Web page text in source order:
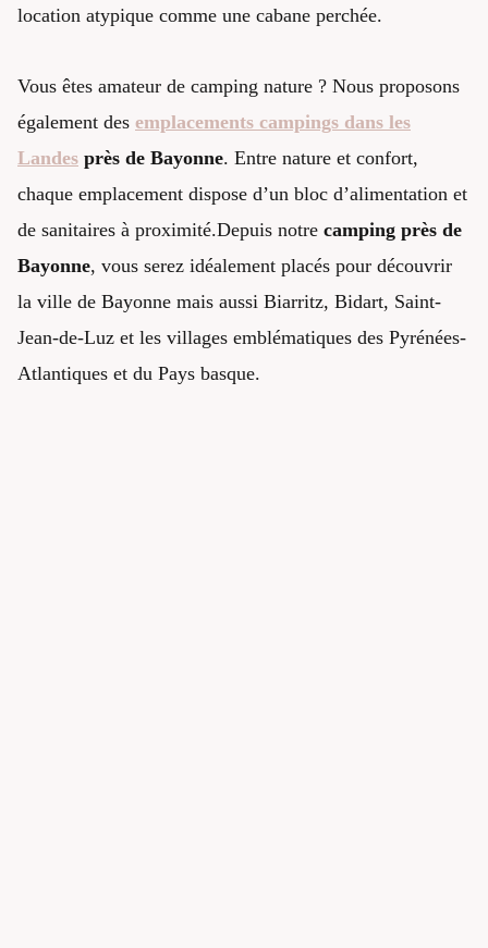
location atypique comme une cabane perchée.
Vous êtes amateur de camping nature ? Nous proposons
également des emplacements campings dans les
Landes près de Bayonne. Entre nature et confort,
chaque emplacement dispose d’un bloc d’alimentation et
de sanitaires à proximité.Depuis notre camping près de
Bayonne, vous serez idéalement placés pour découvrir
la ville de Bayonne mais aussi Biarritz, Bidart, Saint-
Jean-de-Luz et les villages emblématiques des Pyrénées-
Atlantiques et du Pays basque.